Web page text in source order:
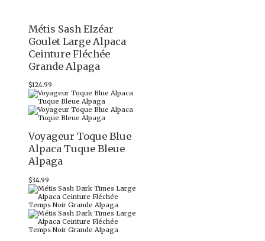
Métis Sash Elzéar
Goulet Large Alpaca
Ceinture Fléchée
Grande Alpaga
$124.99
Voyageur Toque Blue
Alpaca Tuque Bleue
Alpaga
$34.99